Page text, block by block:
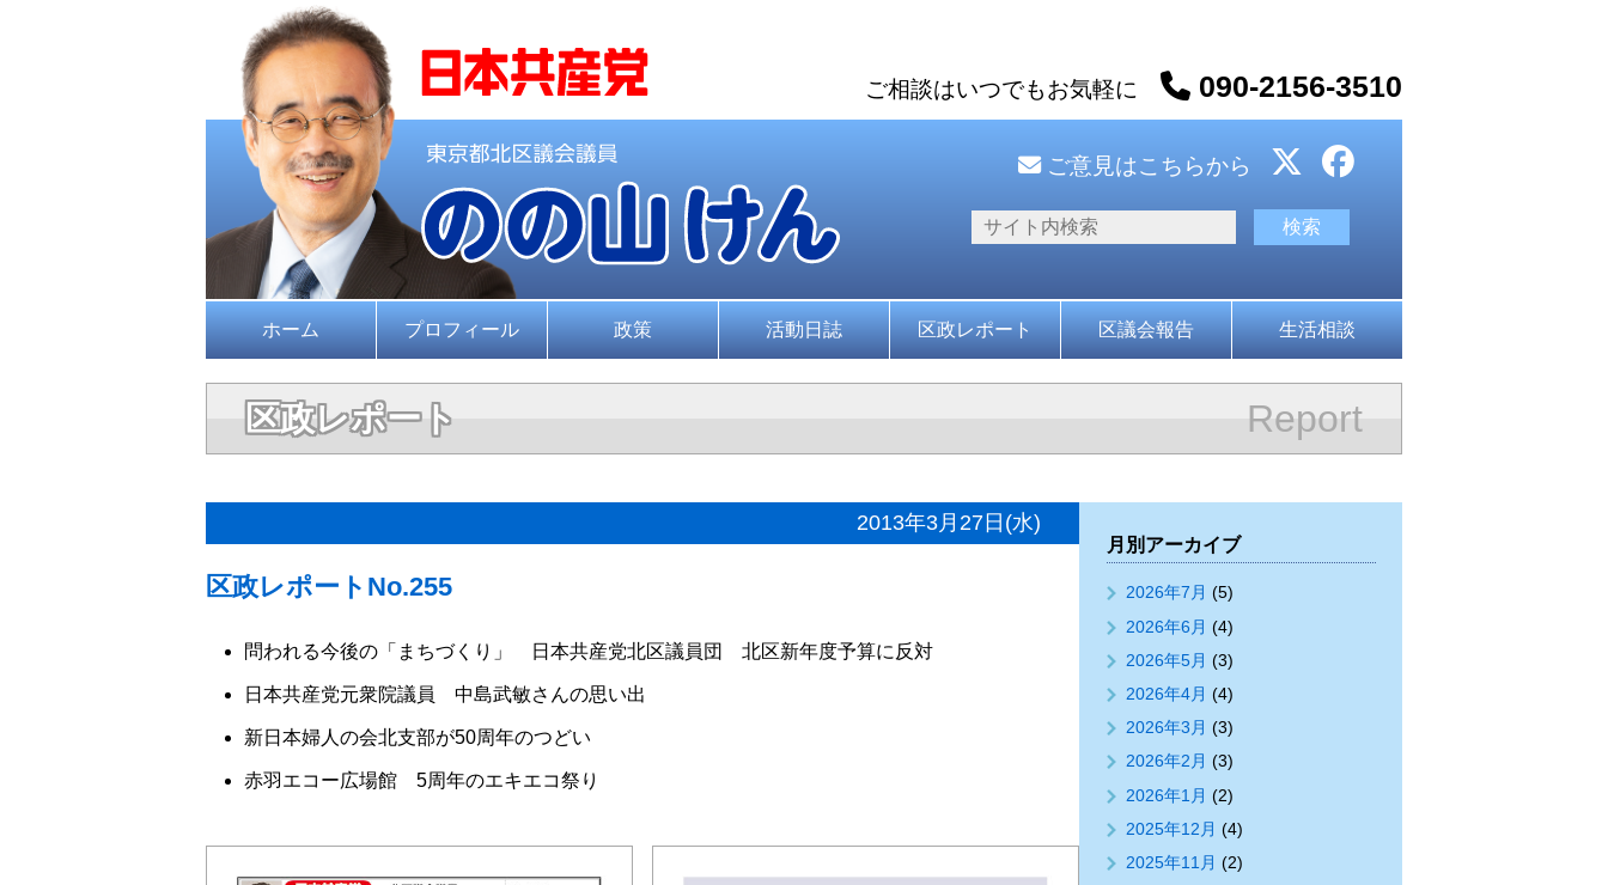
ご相談はいつでもお気軽に 090-2156-3510
ご意見はこちらから
ホーム プロフィール 政策 活動日誌 区政レポート 区議会報告 生活相談
区政レポート Report
2013年3月27日(水)
区政レポートNo.255
問われる今後の「まちづくり」 日本共産党北区議員団 北区新年度予算に反対
日本共産党元衆院議員 中島武敏さんの思い出
新日本婦人の会北支部が50周年のつどい
赤羽エコー広場館 5周年のエキエコ祭り
月別アーカイブ
2026年7月 (5)
2026年6月 (4)
2026年5月 (3)
2026年4月 (4)
2026年3月 (3)
2026年2月 (3)
2026年1月 (2)
2025年12月 (4)
2025年11月 (2)